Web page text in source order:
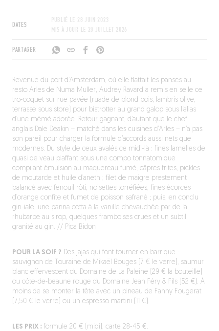
DATES
PUBLIÉ LE 28 JUIN 2023
MIS À JOUR LE 28 JUILLET 2026
PARTAGER
Revenue du port d’Amsterdam, où elle flattait les panses au
resto Arles de Numa Muller, Audrey Ravard a remis en selle ce
tro-coquet sur rue pavée (ruade de blond bois, lambris olive,
terrasse sous store) pour bistrotter au grand galop sous l’alias
d’une mémé adorée. Retour gagnant, d’autant que le chef
anglais Dale Deakin – matché dans les cuisines d’Arles – n’a pas
son pareil pour charger la formule d’accords aussi nets que
modernes. Du style de ceux avalés ce midi-là : fines lamelles de
quasi de veau piaffant sous une compo tonnatomique
compilant émulsion au maquereau fumé, câpres frites, pickles
de moutarde et huile d’aneth ; filet de maigre prestement
balancé avec fenouil rôti, noisettes torréfiées, fines écorces
d’orange confite et fumet de poisson safrané ; puis, en conclu
gin-iale, une panna cotta à la vanille chevauchée par de la
rhubarbe au sirop, quelques framboises crues et un subtil
granité au gin. // Pica Bidon
POUR LA SOIF ? Des jajas qui font tourner en barrique :
sauvignon de Touraine de Mikaël Bouges (7 € le verre), saumur
blanc effervescent du Domaine de La Paleine (29 € la bouteille)
ou côte-de-beaune rouge du Domaine Jean Féry & Fils (52 €). À
moins de se monter la tête avec un pineau de Fanny Fougerat
(7,50 € le verre) ou un espresso martini (11 €).
LES PRIX :formule 20 € (midi), carte 28-45 €.